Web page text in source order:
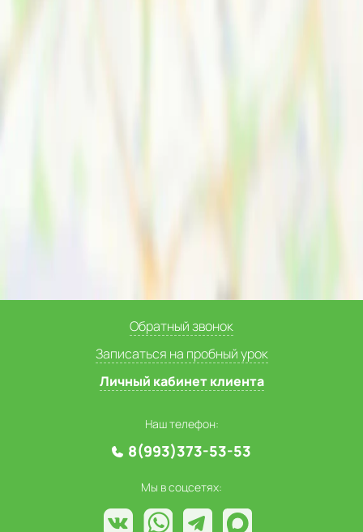
Обратный звонок
Записаться на пробный урок
Личный кабинет клиента
Наш телефон:
8(993)373-53-53
Мы в соцсетях: